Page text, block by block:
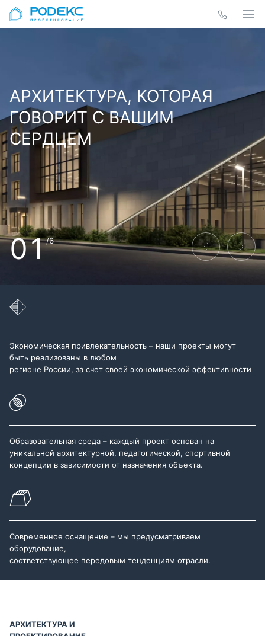
АРХИТЕКТУРА, КОТОРАЯ
ГОВОРИТ С ВАШИМ
СЕРДЦЕМ
01/6
Экономическая привлекательность – наши проекты могут
быть реализованы в любом
регионе России, за счет своей экономической эффективности
Образовательная среда – каждый проект основан на
уникальной архитектурной, педагогической, спортивной
концепции в зависимости от назначения объекта.
Современное оснащение – мы предусматриваем
оборудование,
соответствующее передовым тенденциям отрасли.
АРХИТЕКТУРА И